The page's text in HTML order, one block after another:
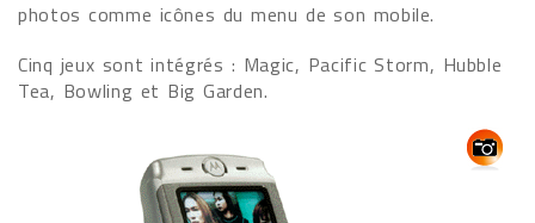
photos comme icônes du menu de son mobile.
Cinq jeux sont intégrés : Magic, Pacific Storm, Hubble
Tea, Bowling et Big Garden.